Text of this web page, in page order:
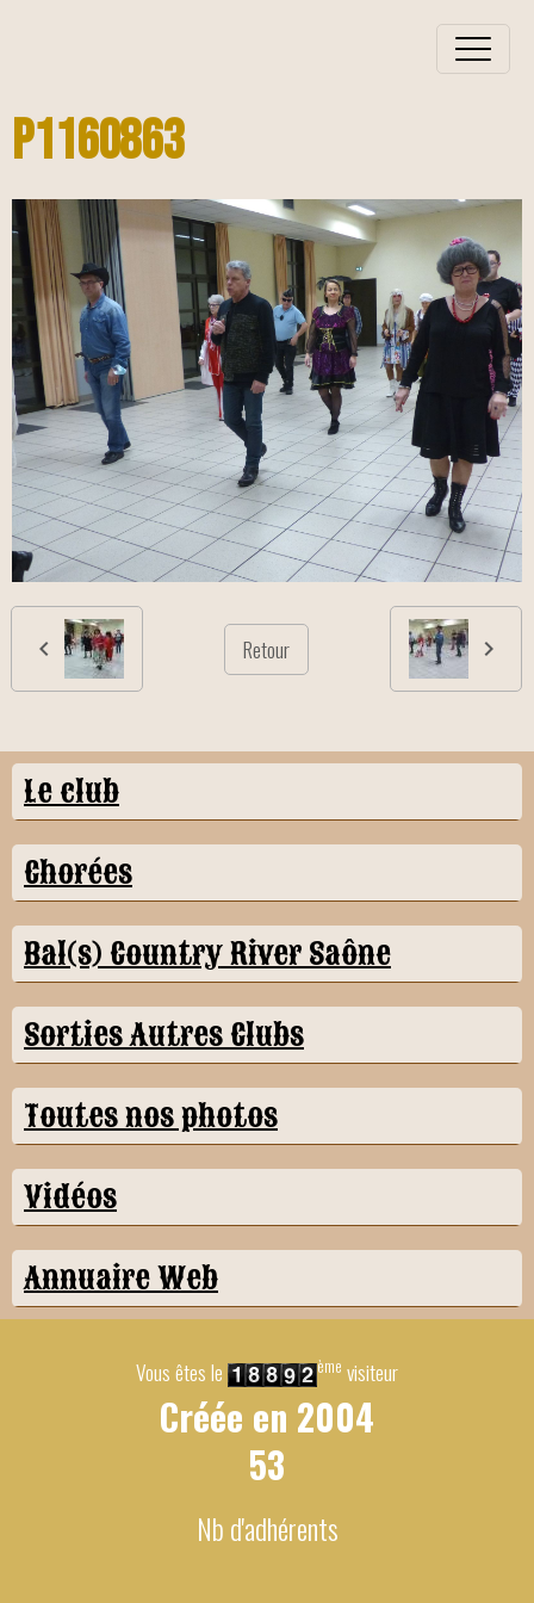
P1160863
Retour
Le club
Chorées
Bal(s) Country River Saône
Sorties Autres Clubs
Toutes nos photos
Vidéos
Annuaire Web
Vous êtes le ème visiteur
Créée en 2004
53
Nb d'adhérents